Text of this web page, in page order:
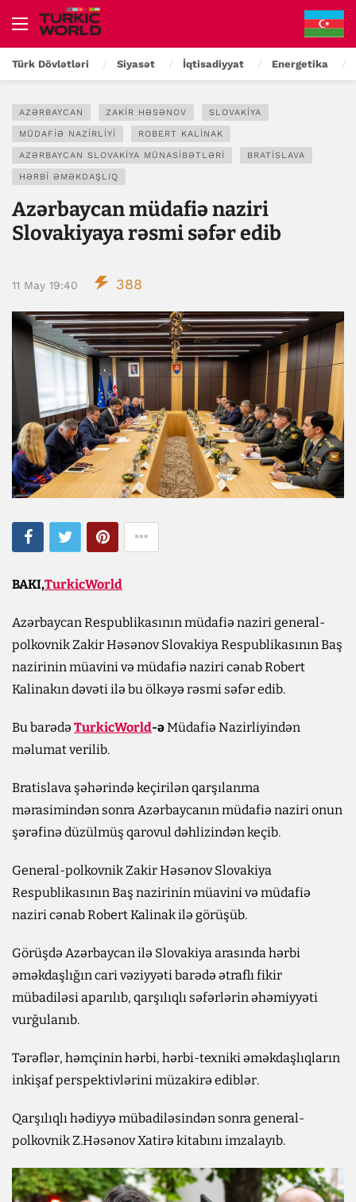
Türk Dövlətləri Siyasət İqtisadiyyat Energetika
AZƏRBAYCAN ZAKIR HƏSƏNOV SLOVAKIYA
MÜDAFIƏ NAZIRLIYI ROBERT KALINAK
AZƏRBAYCAN SLOVAKIYA MÜNASIBƏTLƏRI BRATISLAVA
HƏRBI ƏMƏKDAŞLIQ
Azərbaycan müdafiə naziri
Slovakiyaya rəsmi səfər edib
11 May 19:40 388
BAKI,TurkicWorld
Azərbaycan Respublikasının müdafiə naziri general-
polkovnik Zakir Həsənov Slovakiya Respublikasının Baş
nazirinin müavini və müdafiə naziri cənab Robert
Kalinakın dəvəti ilə bu ölkəyə rəsmi səfər edib.
Bu barədə TurkicWorld-əMüdafiə Nazirliyindən
məlumat verilib.
Bratislava şəhərində keçirilən qarşılanma
mərasimindən sonra Azərbaycanın müdafiə naziri onun
şərəfinə düzülmüş qarovul dəhlizindən keçib.
General-polkovnik Zakir Həsənov Slovakiya
Respublikasının Baş nazirinin müavini və müdafiə
naziri cənab Robert Kalinak ilə görüşüb.
Görüşdə Azərbaycan ilə Slovakiya arasında hərbi
əməkdaşlığın cari vəziyyəti barədə ətraflı fikir
mübadiləsi aparılıb, qarşılıqlı səfərlərin əhəmiyyəti
vurğulanıb.
Tərəflər, həmçinin hərbi, hərbi-texniki əməkdaşlıqların
inkişaf perspektivlərini müzakirə ediblər.
Qarşılıqlı hədiyyə mübadiləsindən sonra general-
polkovnik Z.Həsənov Xatirə kitabını imzalayıb.